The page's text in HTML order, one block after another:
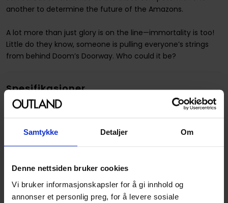
Samtykke Detaljer Om
Denne nettsiden bruker cookies
Vi bruker informasjonskapsler for å gi innhold og
annonser et personlig preg, for å levere sosiale
another to determine the future of the Amazons.
A lot more than just glory is on the line—immortality is too!
Little do they know, someone is pulling everyone’s strings
from behind Doom’s Doorway. Who could it be?
Spesifikasjoner
Varenummer
Opprinnelsesland :
USA
Format
Serie
Wonder Woman
Forfattere
Becky Cloonanog
Conrad